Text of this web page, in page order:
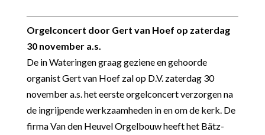
Orgelconcert door Gert van Hoef op zaterdag
30 november a.s.
De in Wateringen graag geziene en gehoorde
organist Gert van Hoef zal op D.V. zaterdag 30
november a.s. het eerste orgelconcert verzorgen na
de ingrijpende werkzaamheden in en om de kerk. De
firma Van den Heuvel Orgelbouw heeft het Bätz-